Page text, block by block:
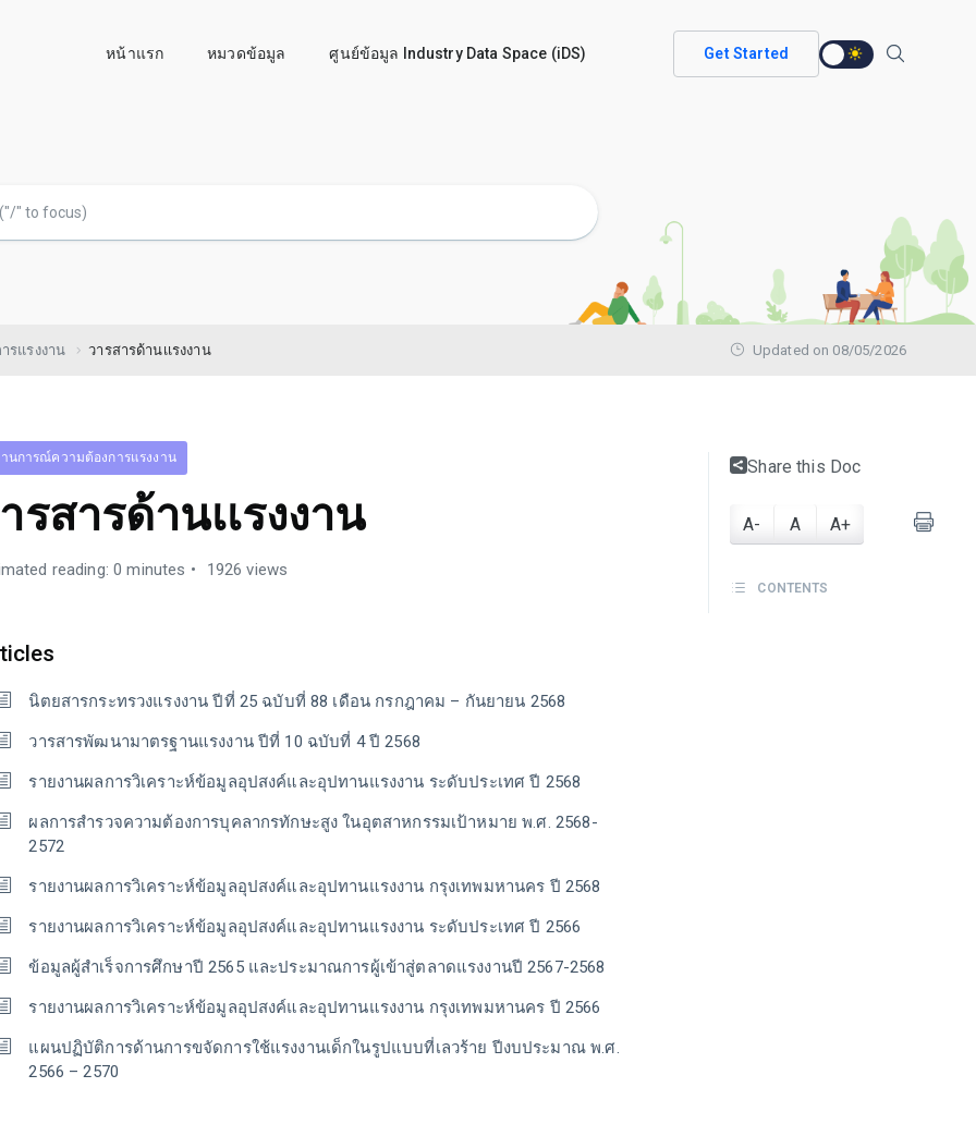
หน้าแรก หมวดข้อมูล ศูนย์ข้อมูล Industry Data Space (iDS) Get Started
รแรงงาน วารสารด้านเเรงงาน Updated on 08/05/2026
นการณ์ความต้องการแรงงาน
รสารด้านเเรงงาน
reading: 0 minutes 1926 views
นิตยสารกระทรวงแรงงาน ปีที่ 25 ฉบับที่ 88 เดือน กรกฎาคม – กันยายน 2568
วารสารพัฒนามาตรฐานแรงงาน ปีที่ 10 ฉบับที่ 4 ปี 2568
รายงานผลการวิเคราะห์ข้อมูลอุปสงค์และอุปทานแรงงาน ระดับประเทศ ปี 2568
ผลการสํารวจความต้องการบุคลากรทักษะสูง ในอุตสาหกรรมเป้าหมาย พ.ศ. 2568-
2572
รายงานผลการวิเคราะห์ข้อมูลอุปสงค์และอุปทานแรงงาน กรุงเทพมหานคร ปี 2568
รายงานผลการวิเคราะห์ข้อมูลอุปสงค์และอุปทานแรงงาน ระดับประเทศ ปี 2566
ข้อมูลผู้สำเร็จการศึกษาปี 2565 และประมาณการผู้เข้าสู่ตลาดแรงงานปี 2567-2568
รายงานผลการวิเคราะห์ข้อมูลอุปสงค์และอุปทานแรงงาน กรุงเทพมหานคร ปี 2566
แผนปฏิบัติการด้านการขจัดการใช้แรงงานเด็กในรูปแบบที่เลวร้าย ปีงบประมาณ พ.ศ.
2566 – 2570
Share this Doc
A- A A+
CONTENTS